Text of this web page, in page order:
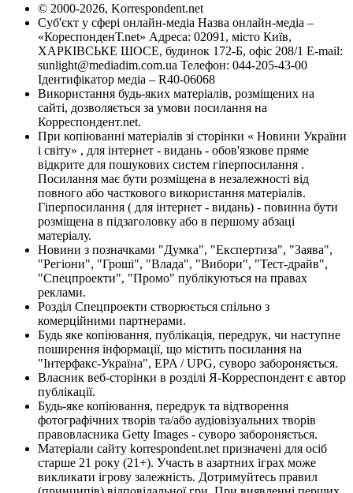
© 2000-2026, Korrespondent.net
Суб'єкт у сфері онлайн-медіа Назва онлайн-медіа –
«КореспонденТ.net» Адреса: 02091, місто Київ,
ХАРКІВСЬКЕ ШОСЕ, будинок 172-Б, офіс 208/1 E-mail:
sunlight@mediadim.com.ua Телефон: 044-205-43-00
Ідентифікатор медіа – R40-06068
Використання будь-яких матеріалів, розміщених на
сайті, дозволяється за умови посилання на
Корреспондент.net.
При копіюванні матеріалів зі сторінки « Новини України
і світу» , для інтернет - видань - обов'язкове пряме
відкрите для пошукових систем гіперпосилання .
Посилання має бути розміщена в незалежності від
повного або часткового використання матеріалів.
Гіперпосилання ( для інтернет - видань) - повинна бути
розміщена в підзаголовку або в першому абзаці
матеріалу.
Новини з позначками "Думка", "Експертиза", "Заява",
"Регіони", "Гроші", "Влада", "Вибори", "Тест-драйв",
"Спецпроекти", "Промо" публікуються на правах
реклами.
Розділ Спецпроекти створюється спільно з
комерційними партнерами.
Будь яке копіювання, публікація, передрук, чи наступне
поширення інформації, що містить посилання на
"Інтерфакс-Україна", EPA / UPG, суворо забороняється.
Власник веб-сторінки в розділі Я-Корреспондент є автор
публікації.
Будь-яке копіювання, передрук та відтворення
фотографічних творів та/або аудіовізуальних творів
правовласника Getty Images - суворо забороняється.
Матеріали сайту korrespondent.net призначені для осіб
старше 21 року (21+). Участь в азартних іграх може
викликати ігрову залежність. Дотримуйтесь правил